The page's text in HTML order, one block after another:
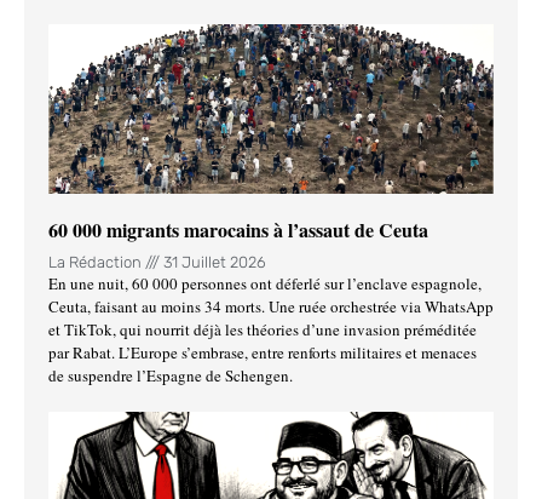
60 000 migrants marocains à l’assaut de Ceuta
La Rédaction 31 Juillet 2026
En une nuit, 60 000 personnes ont déferlé sur l’enclave espagnole,
Ceuta, faisant au moins 34 morts. Une ruée orchestrée via WhatsApp
et TikTok, qui nourrit déjà les théories d’une invasion préméditée
par Rabat. L’Europe s’embrase, entre renforts militaires et menaces
de suspendre l’Espagne de Schengen.